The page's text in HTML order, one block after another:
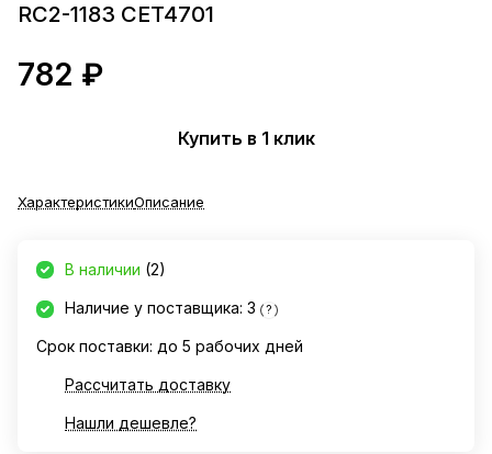
RC2-1183 CET4701
782 ₽
Купить в 1 клик
ХарактеристикиОписание
В наличии (2)
Наличие у поставщика: 3 ?
Срок поставки: до 5 рабочих дней
Рассчитать доставку
Нашли дешевле?